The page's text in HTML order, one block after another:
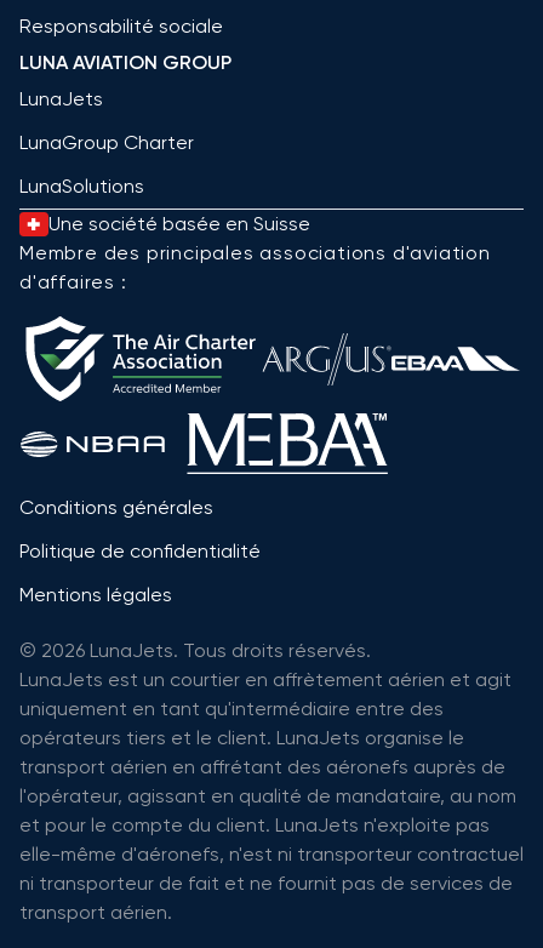
Responsabilité sociale
LUNA AVIATION GROUP
LunaJets
LunaGroup Charter
LunaSolutions
Une société basée en Suisse
Membre des principales associations d'aviation
d'affaires :
Conditions générales
Politique de confidentialité
Mentions légales
© 2026 LunaJets. Tous droits réservés.
LunaJets est un courtier en affrètement aérien et agit
uniquement en tant qu'intermédiaire entre des
opérateurs tiers et le client. LunaJets organise le
transport aérien en affrétant des aéronefs auprès de
l'opérateur, agissant en qualité de mandataire, au nom
et pour le compte du client. LunaJets n'exploite pas
elle-même d'aéronefs, n'est ni transporteur contractuel
ni transporteur de fait et ne fournit pas de services de
transport aérien.